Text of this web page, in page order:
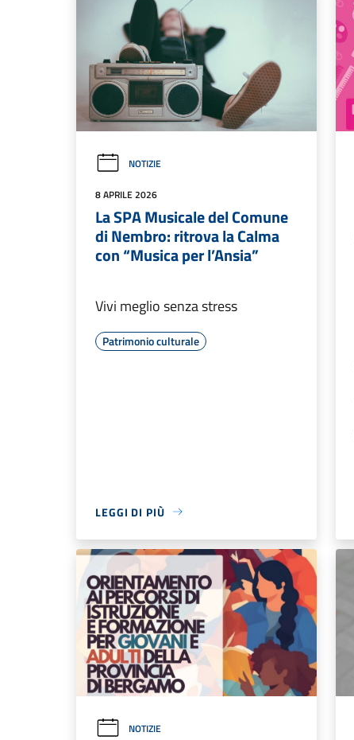
NOTIZIE
8 APRILE 2026
La SPA Musicale del Comune
di Nembro: ritrova la Calma
con “Musica per l’Ansia”
Vivi meglio senza stress
Patrimonio culturale
LEGGI DI PIÙ
NOTIZIE